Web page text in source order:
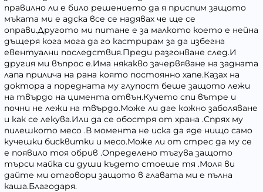
правилно ли е било решението да я приспим защото
мъката ми е адска все се надявах че ще се
оправи.Другото ми питане е за малкото което е нейна
дъщеря кога мога да го кастрирам за да избегна
евентуални последствия.Преди разгонване след.И
другия ми въпрос е.Има някакво зачервяване на задната
лапа прилича на рана която постоянно хапе.Казах на
доктора а поредната му глупост беше защото лежи
на твърдо на цимента отвън.Кучето спи вътре и
почни не лежи на твърдо.Може ли дае кожно заболяване
и как се лекува.Или да се обостря от храна .Спрях му
пилешкото месо .В момента не иска да яде нищо само
кучешки бисквитки и месо.Може ли от стрес да му се
е появило тоя обрив .Определено тъгува защото
търси майка си души където стоеше тя .Моля ви
дайте ми отговори защото в главата ми е пълна
каша.Благодаря.